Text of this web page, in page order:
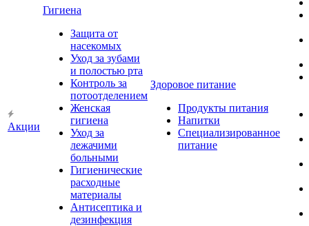
Акции
Гигиена
Защита от
насекомых
Уход за зубами
и полостью рта
Контроль за
потоотделением
Женская
гигиена
Уход за
лежачими
больными
Гигиенические
расходные
материалы
Антисептика и
дезинфекция
Здоровое питание
Продукты питания
Напитки
Специализированное
питание